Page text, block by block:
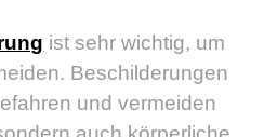
ist sehr wichtig, um
Beschilderungen
und vermeiden